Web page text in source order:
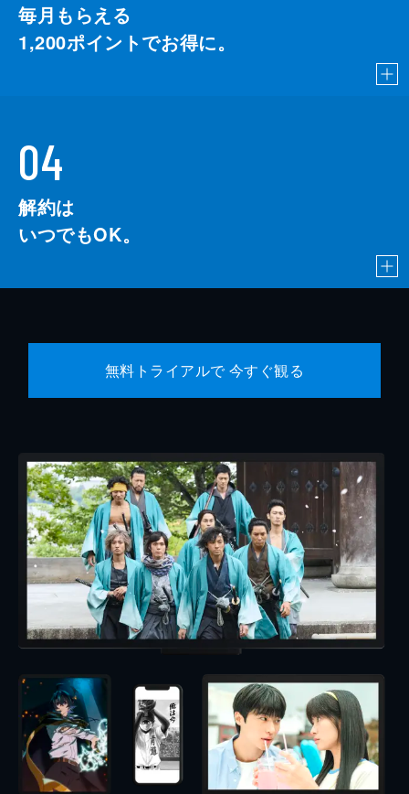
毎月もらえる
1,200ポイントでお得に。
04
解約は
いつでもOK。
無料トライアルで 今すぐ観る